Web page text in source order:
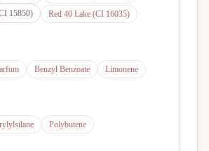
15850)
Red 40 Lake (CI 16035)
Benzyl Benzoate Limonene
Polybutene